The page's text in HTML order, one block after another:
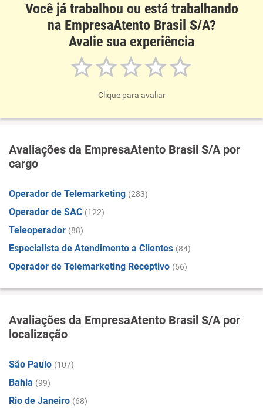
Você já trabalhou ou está trabalhando
na EmpresaAtento Brasil S/A?
Avalie sua experiência
Clique para avaliar
Avaliações da EmpresaAtento Brasil S/A por
cargo
Operador de Telemarketing (283)
Operador de SAC (122)
Teleoperador (88)
Especialista de Atendimento a Clientes (84)
Operador de Telemarketing Receptivo (66)
Avaliações da EmpresaAtento Brasil S/A por
localização
São Paulo (107)
Bahia (99)
Rio de Janeiro (68)